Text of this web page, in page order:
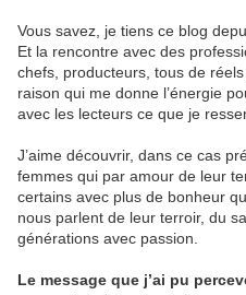
Vous savez, je tiens ce blog
Et la rencontre avec des
chefs, producteurs, tous de
raison qui me donne l’énergie
avec les lecteurs ce que je
J’aime découvrir, dans ce cas
femmes qui par amour de leur
certains avec plus de bonheur
nous parlent de leur terroir, du
générations avec passion.
Le message que j’ai pu